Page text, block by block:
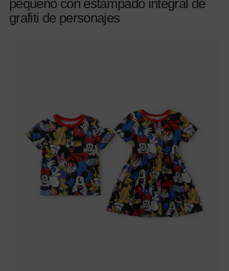
pequeño con estampado integral de
grafiti de personajes